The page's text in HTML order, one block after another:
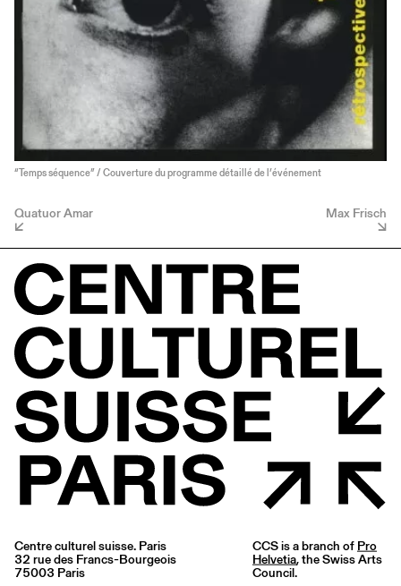
“Temps séquence” / Couverture du programme détaillé de l’événement
Quatuor Amar Max Frisch
Centre culturel suisse. Paris
32 rue des Francs-Bourgeois
75003 Paris
CCS is a branch of Pro
Helvetia, the Swiss Arts
Council.